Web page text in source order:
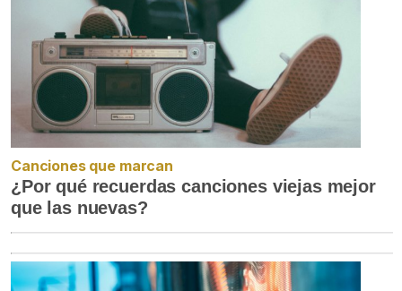
Canciones que marcan
¿Por qué recuerdas canciones viejas mejor
que las nuevas?